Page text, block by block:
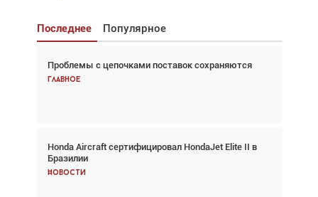
Последнее Популярное
Проблемы с цепочками поставок сохраняются
Главное
Honda Aircraft сертифицировал HondaJet Elite II в
Бразилии
Новости
Взгляд с высоты: тандем вертолётов и БПЛА в
спасательных операциях
Авиационный фотограф Дэйв Кох: «Фотография
говорит сама за себя... а ИИ всё портит»
Новости